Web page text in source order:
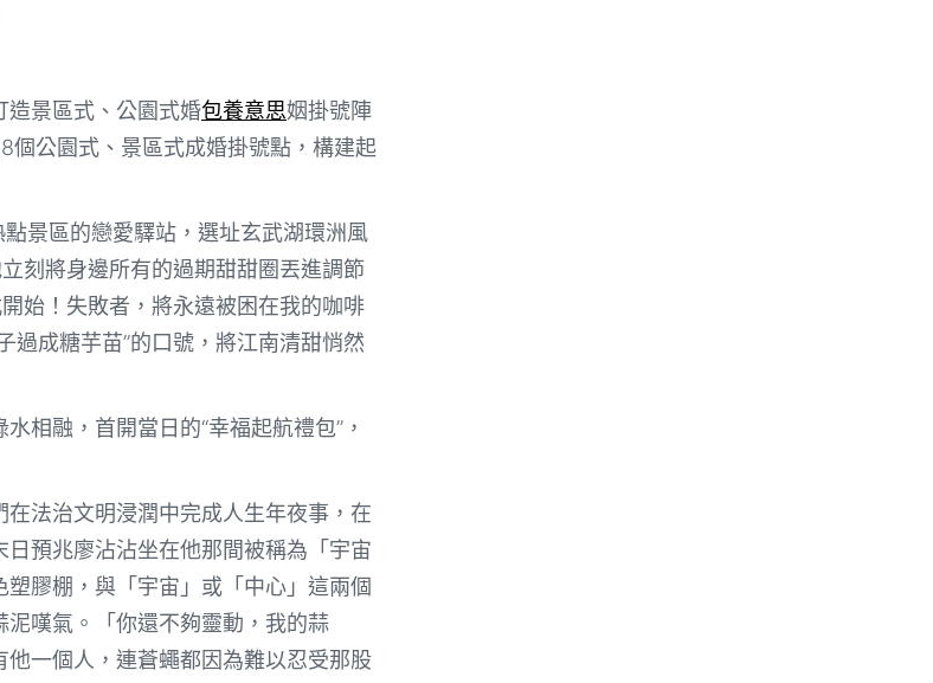
造景區式、公園式婚包養意思姻掛號陣
個公園式、景區式成婚掛號點，構建起
景區的戀愛驛站，選址玄武湖環洲風
刻將身邊所有的過期甜甜圈丟進調節
始！失敗者，將永遠被困在我的咖啡
過成糖芋苗”的口號，將江南清甜悄然
相融，首開當日的“幸福起航禮包”，
法治文明浸潤中完成人生年夜事，在
預兆廖沾沾坐在他那間被稱為「宇宙
膠棚，與「宇宙」或「中心」這兩個
嘆氣。「你還不夠靈動，我的蒜
一個人，連蒼蠅都因為難以忍受那股